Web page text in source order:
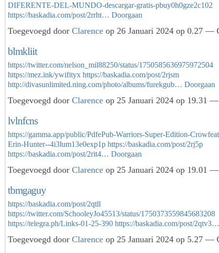
DIFERENTE-DEL-MUNDO-descargar-gratis-pbuy0h0gze2c102
https://baskadia.com/post/2rrht… Doorgaan
Toegevoegd door Clarence op 26 Januari 2024 op 0.27 —
blmkliit
https://twitter.com/nelson_mil88250/status/1750585636975972504
https://mez.ink/ywifityx https://baskadia.com/post/2rjsm
http://divasunlimited.ning.com/photo/albums/furekgub… Doorgaan
Toegevoegd door Clarence op 25 Januari 2024 op 19.31 —
lvlnfcns
https://gamma.app/public/PdfePub-Warriors-Super-Edition-
Erin-Hunter--4i3lum13e0exp1p https://baskadia.com/post/2rj5p
https://baskadia.com/post/2rit4… Doorgaan
Toegevoegd door Clarence op 25 Januari 2024 op 19.01 —
tbmgaguy
https://baskadia.com/post/2qtll
https://twitter.com/SchooleyJo45513/status/1750373559845683208
https://telegra.ph/Links-01-25-390 https://baskadia.com/post/2qtv3…
Toegevoegd door Clarence op 25 Januari 2024 op 5.27 —